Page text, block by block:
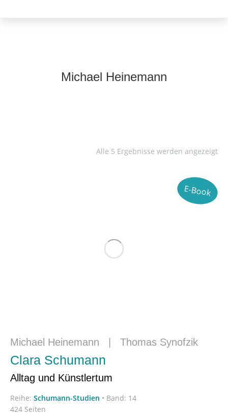
Michael Heinemann
Alle 5 Ergebnisse werden angezeigt
E-Book
Michael Heinemann Thomas Synofzik
Clara Schumann
Alltag und Künstlertum
Reihe: Schumann-Studien • Band: 14
424 Seiten